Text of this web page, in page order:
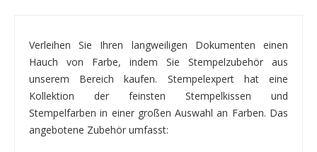
Verleihen Sie Ihren langweiligen Dokumenten einen
Hauch von Farbe, indem Sie Stempelzubehör aus
unserem Bereich kaufen. Stempelexpert hat eine
Kollektion der feinsten Stempelkissen und
Stempelfarben in einer großen Auswahl an Farben. Das
angebotene Zubehör umfasst: